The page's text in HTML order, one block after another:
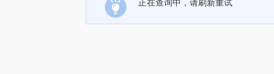
正在查询中，请刷新重试